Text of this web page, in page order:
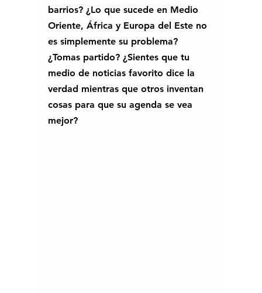
barrios? ¿Lo que sucede en Medio
Oriente, África y Europa del Este no
es simplemente su problema?
¿Tomas partido? ¿Sientes que tu
medio de noticias favorito dice la
verdad mientras que otros inventan
cosas para que su agenda se vea
mejor?